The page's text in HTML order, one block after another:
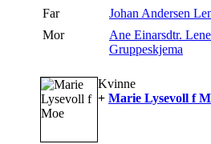
Far Johan Andersen
Mor
Ane Einarsdtr.
Gruppeskjema
Kvinne
+ Marie Lysevoll f